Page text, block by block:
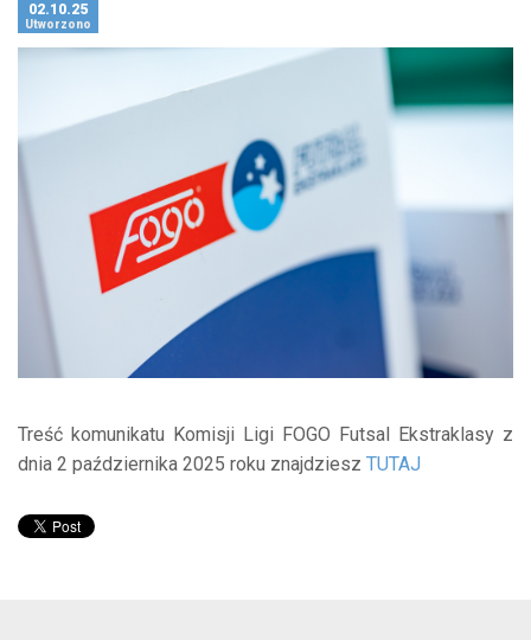
02.10.25
Utworzono
Treść komunikatu Komisji Ligi FOGO Futsal Ekstraklasy z
dnia 2 października 2025 roku znajdziesz TUTAJ